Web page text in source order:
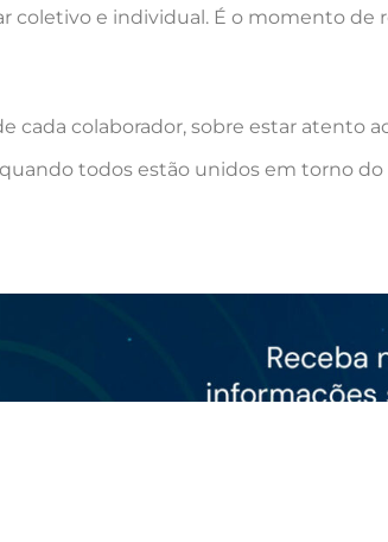
coletivo e individual. É o momento de
colaborador, sobre estar atento
todos estão unidos em torno